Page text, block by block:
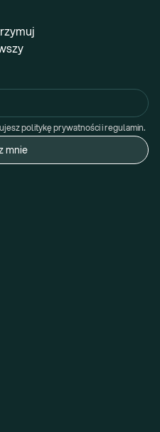
politykę prywatności i regulamin.
mnie